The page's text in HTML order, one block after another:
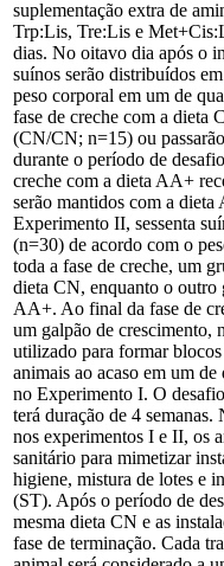
suplementação extra de
Trp:Lis, Tre:Lis e
dias. No oitavo dia após o
suínos serão distribuídos
peso corporal em um de
fase de creche com a dieta
(CN/CN; n=15) ou
durante o período de
creche com a dieta AA+
serão mantidos com a
Experimento II, sessenta
(n=30) de acordo com o
toda a fase de creche, um
dieta CN, enquanto o outro
AA+. Ao final da fase de
um galpão de crescimento,
utilizado para formar
animais ao acaso em um
no Experimento I. O
terá duração de 4
nos experimentos I e II, os
sanitário para mimetizar
higiene, mistura de lotes e
(ST). Após o período de
mesma dieta CN e as
fase de terminação. Cada